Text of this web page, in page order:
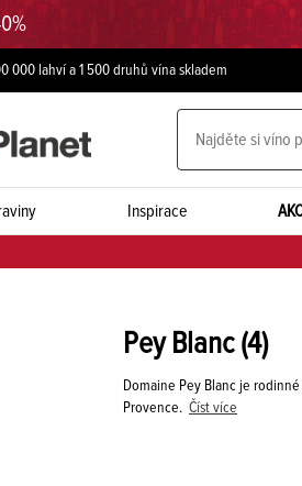
000 lahví a 1 500 druhů vína skladem
Inspirace
Pey Blanc(4)
Domaine Pey Blanc je
Provence. Číst více